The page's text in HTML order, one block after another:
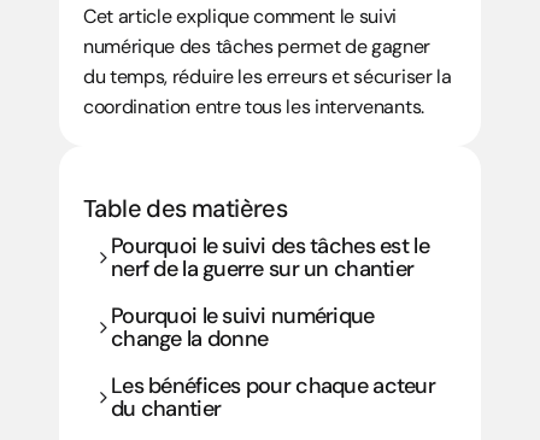
Cet article explique comment le suivi
numérique des tâches permet de gagner
du temps, réduire les erreurs et sécuriser la
coordination entre tous les intervenants.
Table des matières
Pourquoi le suivi des tâches est le
nerf de la guerre sur un chantier
Pourquoi le suivi numérique
change la donne
Les bénéfices pour chaque acteur
du chantier